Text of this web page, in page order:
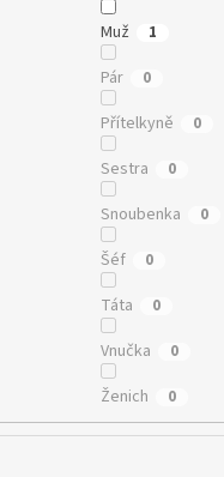
Muž 1
Pár 0
Přítelkyně 0
Sestra 0
Snoubenka 0
Šéf 0
Táta 0
Vnučka 0
Ženich 0